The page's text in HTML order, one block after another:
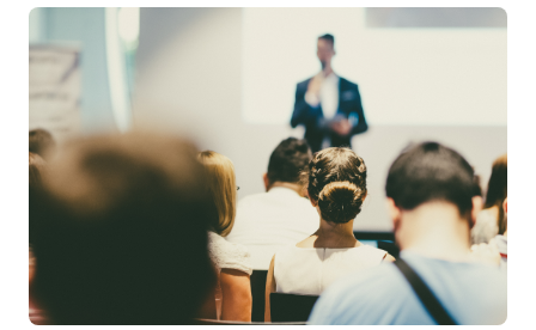
Università di Udine, SISSA e Comune di Trieste, nell’ambito
del protocollo Trieste Città della Conoscenza. A valutare i
concorrenti una giuria composta da Nicola Bressi (Museo
Civico di Storia Naturale di Trieste), Vieri Candelise (Università
di Trieste), Giulia Casasole (SISSA) e Valeria Filì (Università di
Udine).